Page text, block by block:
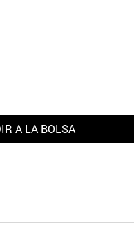
A LA BOLSA